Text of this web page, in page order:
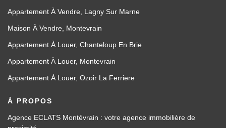
Appartement À Vendre, Lagny Sur Marne
Maison À Vendre, Montevrain
Appartement À Louer, Chanteloup En Brie
Appartement À Louer, Montevrain
Appartement À Louer, Ozoir La Ferriere
À PROPOS
Agence ECLATS Montévrain : votre agence immobilière de